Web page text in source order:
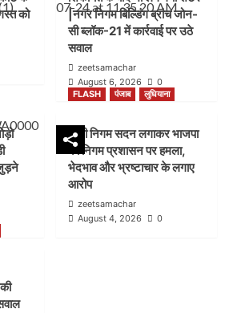
को
|नगर निगम बिल्डिंग ब्रांच जोन-
सी ब्लॉक-21 में कार्रवाई पर उठे
सवाल
zeetsamachar
August 6, 2026
0
FLASH पंजाब लुधियाना
डम्मी निगम सदन लगाकर भाजपा
का निगम प्रशासन पर हमला,
भेदभाव और भ्रष्टाचार के लगाए
आरोप
zeetsamachar
August 4, 2026
0